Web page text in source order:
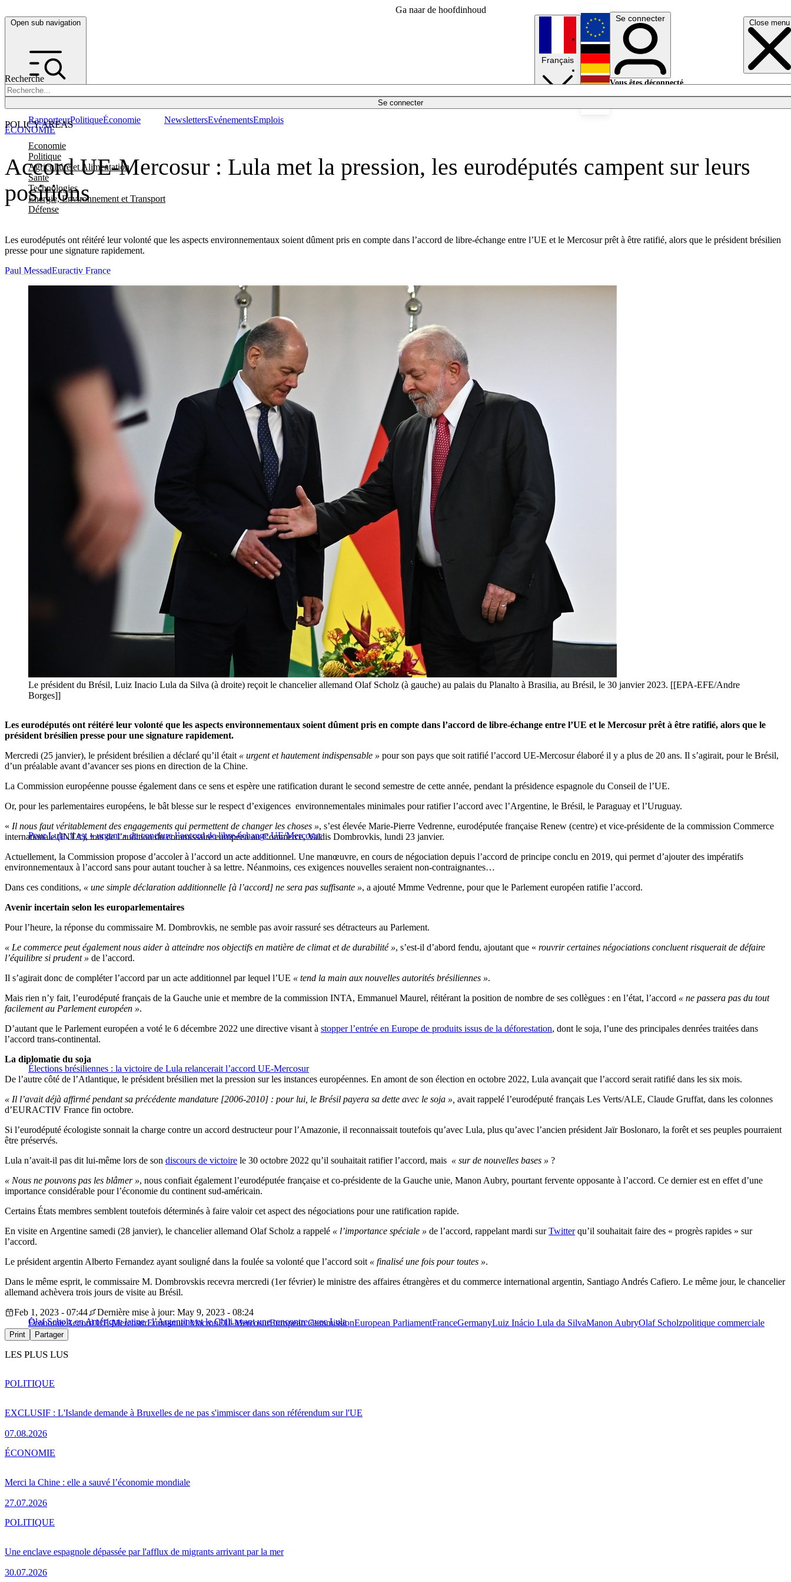
Ga naar de hoofdinhoud
Open sub navigation Close menu
Recherche
Se connecter
POLICY AREAS
Economie
Politique
Agriculture et Alimentation
Santé
Technologies
Energie, Environnement et Transport
Défense
RapporteurPolitiqueÉconomie NewslettersEvénementsEmplois
Français
English
Deutsch
Se connecter
Vous êtes déconnecté.
Accord UE-Mercosur : Lula met la pression, les eurodéputés campent sur leurs
positions
Les eurodéputés ont réitéré leur volonté que les aspects environnementaux soient dûment pris en compte dans l’accord de libre-échange entre l’UE et le Mercosur prêt à être ratifié, alors que le président brésilien
presse pour une signature rapidement.
ÉCONOMIE
Paul MessadEuractiv France
Le président du Brésil, Luiz Inacio Lula da Silva (à droite) reçoit le chancelier allemand Olaf Scholz (à gauche) au palais du Planalto à Brasilia, au Brésil, le 30 janvier 2023. [[EPA-EFE/Andre
Borges]]
Les eurodéputés ont réitéré leur volonté que les aspects environnementaux soient dûment pris en compte dans l’accord de libre-échange entre l’UE et le Mercosur prêt à être ratifié, alors que le
président brésilien presse pour une signature rapidement.
Mercredi (25 janvier), le président brésilien a déclaré qu’il était « urgent et hautement indispensable » pour son pays que soit ratifié l’accord UE-Mercosur élaboré il y a plus de 20 ans. Il s’agirait, pour le Brésil,
d’un préalable avant d’avancer ses pions en direction de la Chine.
La Commission européenne pousse également dans ce sens et espère une ratification durant le second semestre de cette année, pendant la présidence espagnole du Conseil de l’UE.
Or, pour les parlementaires européens, le bât blesse sur le respect d’exigences environnementales minimales pour ratifier l’accord avec l’Argentine, le Brésil, le Paraguay et l’Uruguay.
Pour Lula, il est « urgent » de conclure l’accord de libre-échange UE/Mercosur
« Il nous faut véritablement des engagements qui permettent de changer les choses », s’est élevée Marie-Pierre Vedrenne, eurodéputée française Renew (centre) et vice-présidente de la commission Commerce
internationale (INTA), lors de l’audition du commissaire européen au Commerce, Valdis Dombrovkis, lundi 23 janvier.
Actuellement, la Commission propose d’accoler à l’accord un acte additionnel. Une manœuvre, en cours de négociation depuis l’accord de principe conclu en 2019, qui permet d’ajouter des impératifs
environnementaux à l’accord sans pour autant toucher à sa lettre. Néanmoins, ces exigences nouvelles seraient non-contraignantes…
Dans ces conditions, « une simple déclaration additionnelle [à l’accord] ne sera pas suffisante », a ajouté Mmme Vedrenne, pour que le Parlement européen ratifie l’accord.
Avenir incertain selon les europarlementaires
Pour l’heure, la réponse du commissaire M. Dombrovkis, ne semble pas avoir rassuré ses détracteurs au Parlement.
« Le commerce peut également nous aider à atteindre nos objectifs en matière de climat et de durabilité », s’est-il d’abord fendu, ajoutant que « rouvrir certaines négociations concluent risquerait de défaire
l’équilibre si prudent » de l’accord.
Il s’agirait donc de compléter l’accord par un acte additionnel par lequel l’UE « tend la main aux nouvelles autorités brésiliennes ».
Mais rien n’y fait, l’eurodéputé français de la Gauche unie et membre de la commission INTA, Emmanuel Maurel, réitérant la position de nombre de ses collègues : en l’état, l’accord « ne passera pas du tout
facilement au Parlement européen ».
D’autant que le Parlement européen a voté le 6 décembre 2022 une directive visant à stopper l’entrée en Europe de produits issus de la déforestation, dont le soja, l’une des principales denrées traitées dans
l’accord trans-continental.
Élections brésiliennes : la victoire de Lula relancerait l’accord UE-Mercosur
La diplomatie du soja
De l’autre côté de l’Atlantique, le président brésilien met la pression sur les instances européennes. En amont de son élection en octobre 2022, Lula avançait que l’accord serait ratifié dans les six mois.
« Il l’avait déjà affirmé pendant sa précédente mandature [2006-2010] : pour lui, le Brésil payera sa dette avec le soja », avait rappelé l’eurodéputé français Les Verts/ALE, Claude Gruffat, dans les colonnes
d’EURACTIV France fin octobre.
Si l’eurodéputé écologiste sonnait la charge contre un accord destructeur pour l’Amazonie, il reconnaissait toutefois qu’avec Lula, plus qu’avec l’ancien président Jaïr Boslonaro, la forêt et ses peuples pourraient
être préservés.
Lula n’avait-il pas dit lui-même lors de son discours de victoire le 30 octobre 2022 qu’il souhaitait ratifier l’accord, mais « sur de nouvelles bases » ?
« Nous ne pouvons pas les blâmer », nous confiait également l’eurodéputée française et co-présidente de la Gauche unie, Manon Aubry, pourtant fervente opposante à l’accord. Ce dernier est en effet d’une
importance considérable pour l’économie du continent sud-américain.
Certains États membres semblent toutefois déterminés à faire valoir cet aspect des négociations pour une ratification rapide.
En visite en Argentine samedi (28 janvier), le chancelier allemand Olaf Scholz a rappelé « l’importance spéciale » de l’accord, rappelant mardi surTwitterqu’il souhaitait faire des « progrès rapides » sur
l’accord.
Le président argentin Alberto Fernandez ayant souligné dans la foulée sa volonté que l’accord soit « finalisé une fois pour toutes ».
Dans le même esprit, le commissaire M. Dombrovskis recevra mercredi (1er février) le ministre des affaires étrangères et du commerce international argentin, Santiago Andrés Cafiero. Le même jour, le chancelier
allemand achèvera trois jours de visite au Brésil.
Olaf Scholz en Amérique latine : l’Argentine et le Chili avant une rencontre avec Lula
Feb 1, 2023 - 07:44
Dernière mise à jour: May 9, 2023 - 08:24
ÉconomieAccord UE-MercosurEmmanuel MacronEU-MercosurEuropean CommissionEuropean ParliamentFranceGermanyLuiz Inácio Lula da SilvaManon AubryOlaf Scholzpolitique commerciale
Print Partager
LES PLUS LUS
EXCLUSIF : L'Islande demande à Bruxelles de ne pas s'immiscer dans son référendum sur l'UE
07.08.2026
POLITIQUE
Merci la Chine : elle a sauvé l’économie mondiale
27.07.2026
ÉCONOMIE
Une enclave espagnole dépassée par l'afflux de migrants arrivant par la mer
30.07.2026
POLITIQUE